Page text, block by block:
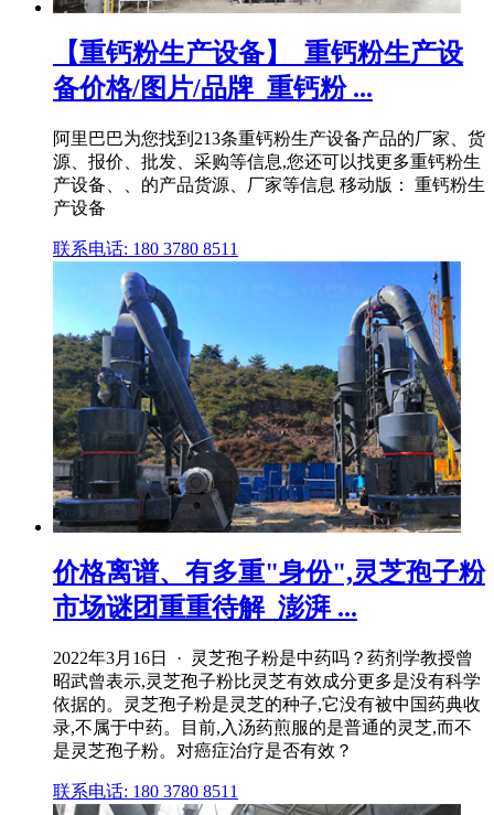
【重钙粉生产设备】_重钙粉生产设
备价格/图片/品牌_重钙粉 ...
阿里巴巴为您找到213条重钙粉生产设备产品的厂家、货
源、报价、批发、采购等信息,您还可以找更多重钙粉生
产设备、、的产品货源、厂家等信息 移动版： 重钙粉生
产设备
联系电话: 180 3780 8511
价格离谱、有多重"身份",灵芝孢子粉
市场谜团重重待解_澎湃 ...
2022年3月16日 · 灵芝孢子粉是中药吗？药剂学教授曾
昭武曾表示,灵芝孢子粉比灵芝有效成分更多是没有科学
依据的。灵芝孢子粉是灵芝的种子,它没有被中国药典收
录,不属于中药。目前,入汤药煎服的是普通的灵芝,而不
是灵芝孢子粉。对癌症治疗是否有效？
联系电话: 180 3780 8511